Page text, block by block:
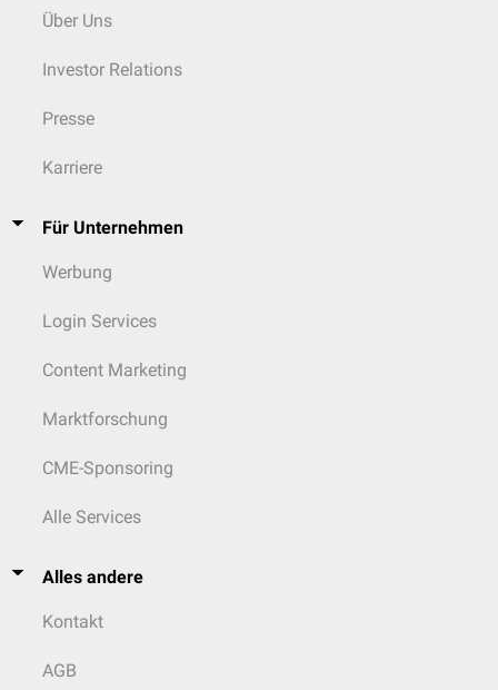
Über Uns
Investor Relations
Presse
Karriere
Für Unternehmen
Werbung
Login Services
Content Marketing
Marktforschung
CME-Sponsoring
Alle Services
Alles andere
Kontakt
AGB